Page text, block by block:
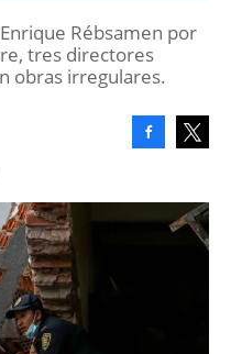
Rébsamen por
tres directores
obras irregulares.